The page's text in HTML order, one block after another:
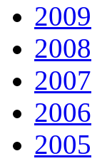
2009
2008
2007
2006
2005